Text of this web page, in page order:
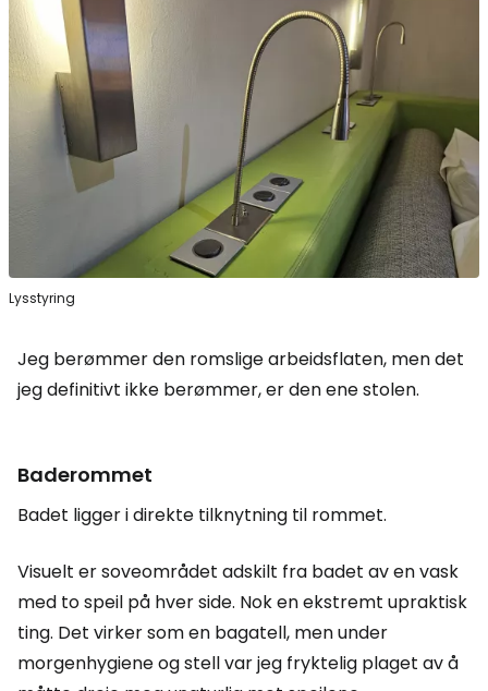
Lysstyring
Jeg berømmer den romslige arbeidsflaten, men det
jeg definitivt ikke berømmer, er den ene stolen.
Baderommet
Badet ligger i direkte tilknytning til rommet.
Visuelt er soveområdet adskilt fra badet av en vask
med to speil på hver side. Nok en ekstremt upraktisk
ting. Det virker som en bagatell, men under
morgenhygiene og stell var jeg fryktelig plaget av å